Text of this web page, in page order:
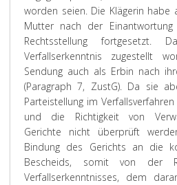
worden seien. Die Klägerin habe
Mutter nach der
Rechtsstellung fortgesetzt.
Verfallserkenntnis zugestellt
Sendung auch als Erbin nach
(Paragraph 7, ZustG). Da sie
Parteistellung im
und die Richtigkeit von
Gerichte nicht überprüft
Bindung des Gerichts an die
Bescheids, somit von der
Verfallserkenntnisses, dem